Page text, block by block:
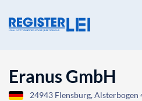
Eranus GmbH
24943 Flensburg, Alsterbogen